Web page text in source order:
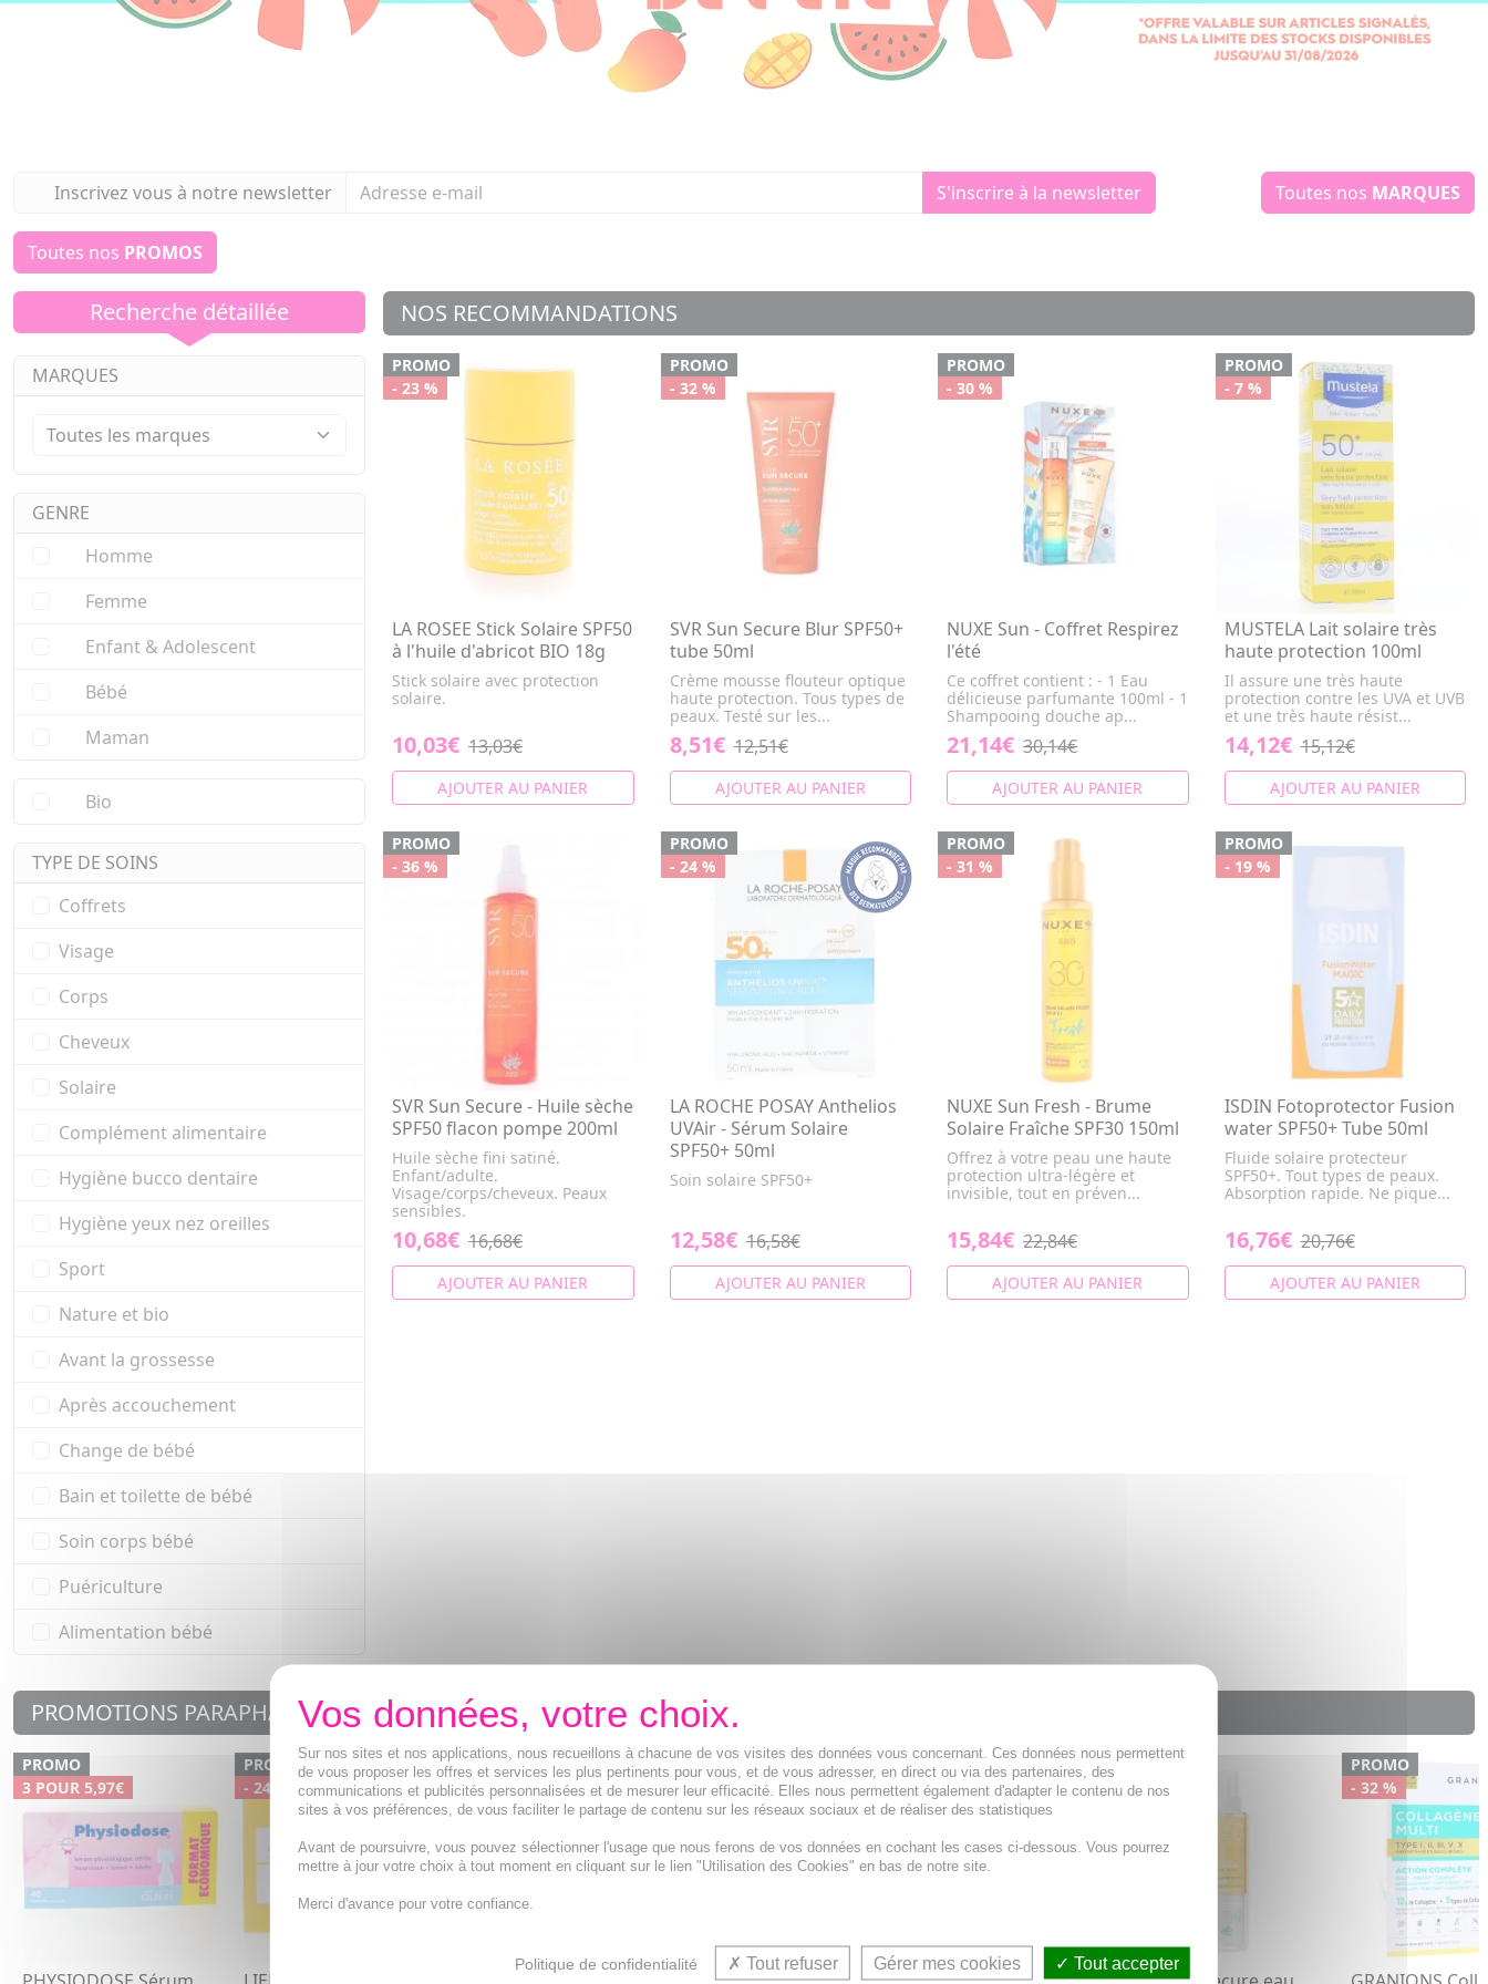
Inscrivez vous à notre newsletter S'inscrire à la newsletter Toutes nos MARQUES
Toutes nos PROMOS
NOS RECOMMANDATIONS
PROMO
- 23 %
LA ROSEE Stick Solaire SPF50
à l'huile d'abricot BIO 18g
Stick solaire avec protection
solaire.
10,03€ 13,03€
AJOUTER AU PANIER
PROMO
- 32 %
SVR Sun Secure Blur SPF50+
tube 50ml
Crème mousse flouteur optique
haute protection. Tous types de
peaux. Testé sur les...
8,51€ 12,51€
AJOUTER AU PANIER
PROMO
- 30 %
NUXE Sun - Coffret Respirez
l'été
Ce coffret contient : - 1 Eau
délicieuse parfumante 100ml - 1
Shampooing douche ap...
21,14€ 30,14€
AJOUTER AU PANIER
PROMO
- 7 %
MUSTELA Lait solaire très
haute protection 100ml
Il assure une très haute
protection contre les UVA et UVB
et une très haute résist...
14,12€ 15,12€
AJOUTER AU PANIER
PROMO
- 36 %
SVR Sun Secure - Huile sèche
SPF50 flacon pompe 200ml
Huile sèche fini satiné.
Enfant/adulte.
Visage/corps/cheveux. Peaux
sensibles.
10,68€ 16,68€
AJOUTER AU PANIER
PROMO
- 24 %
LA ROCHE POSAY Anthelios
UVAir - Sérum Solaire
SPF50+ 50ml
Soin solaire SPF50+
12,58€ 16,58€
AJOUTER AU PANIER
PROMO
- 31 %
NUXE Sun Fresh - Brume
Solaire Fraîche SPF30 150ml
Offrez à votre peau une haute
protection ultra-légère et
invisible, tout en préven...
15,84€ 22,84€
AJOUTER AU PANIER
PROMO
- 19 %
ISDIN Fotoprotector Fusion
water SPF50+ Tube 50ml
Fluide solaire protecteur
SPF50+. Tout types de peaux.
Absorption rapide. Ne pique...
16,76€ 20,76€
AJOUTER AU PANIER
Recherche détaillée
MARQUES
GENRE
Homme
Femme
Enfant & Adolescent
Bébé
Maman
Bio
TYPE DE SOINS
Coffrets
Visage
Corps
Cheveux
Solaire
Complément alimentaire
Hygiène bucco dentaire
Hygiène yeux nez oreilles
Sport
Nature et bio
Avant la grossesse
Après accouchement
Change de bébé
Bain et toilette de bébé
Soin corps bébé
Puériculture
Alimentation bébé
PROMOTIONS PARAPHARMACIE
PROMO
3 POUR 5,97€
PROMO
- 24 %
PROMO
- 42 %
PROMO
3 POUR 5,97€
PROMO
- 39 %
PROMO
- 22 %
PROMO
- 32 %
Sur nos sites et nos applications, nous recueillons à chacune de vos visites des données vous concernant. Ces données nous permettent
de vous proposer les offres et services les plus pertinents pour vous, et de vous adresser, en direct ou via des partenaires, des
communications et publicités personnalisées et de mesurer leur efficacité. Elles nous permettent également d'adapter le contenu de nos
sites à vos préférences, de vous faciliter le partage de contenu sur les réseaux sociaux et de réaliser des statistiques
Avant de poursuivre, vous pouvez sélectionner l'usage que nous ferons de vos données en cochant les cases ci-dessous. Vous pourrez
mettre à jour votre choix à tout moment en cliquant sur le lien "Utilisation des Cookies" en bas de notre site.
Merci d'avance pour votre confiance.
Politique de confidentialité Tout refuser Gérer mes cookies Tout accepter